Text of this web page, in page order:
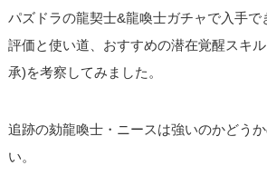
パズドラの龍契士&龍喚士ガチャで入手
評価と使い道、おすすめの潜在覚醒スキ
承)を考察してみました。
追跡の劾龍喚士・ニースは強いのかどう
い。